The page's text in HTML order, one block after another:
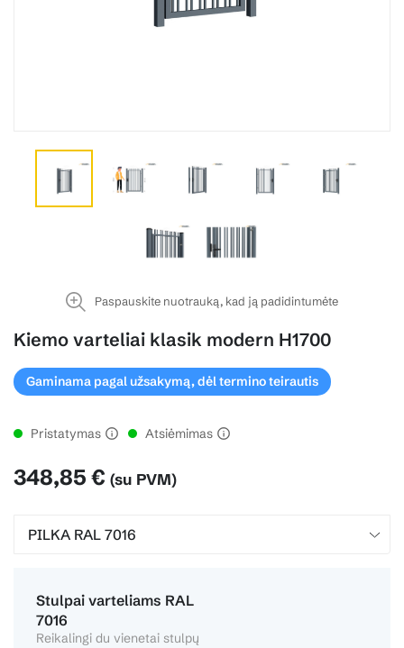
Paspauskite nuotrauką, kad ją padidintumėte
Kiemo varteliai klasik modern H1700
Gaminama pagal užsakymą, dėl termino teirautis
Pristatymas Atsiėmimas
348,85 € (su PVM)
Stulpai varteliams RAL
7016
Reikalingi du vienetai stulpų